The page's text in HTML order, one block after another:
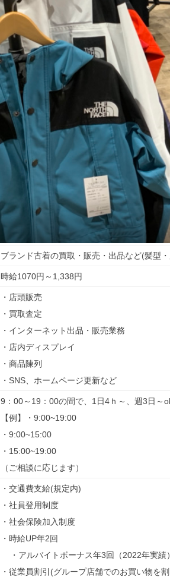
ブランド古着の買取・販売・出品など(髪型
時給1070円～1,338円
・店頭販売
・買取査定
・インターネット出品・販売業務
・店内ディスプレイ
・商品陳列
・SNS、ホームページ更新など
9：00～19：00の間で、1日4ｈ～、週3日～
【例】・9:00~19:00
・9:00~15:00
・15:00~19:00
（ご相談に応じます）
・交通費支給(規定内)
・社員登用制度
・社会保険加入制度
・時給UP年2回
・アルバイトボーナス年3回（2022年実績）
・従業員割引(グループ店舗でのお買い物を割